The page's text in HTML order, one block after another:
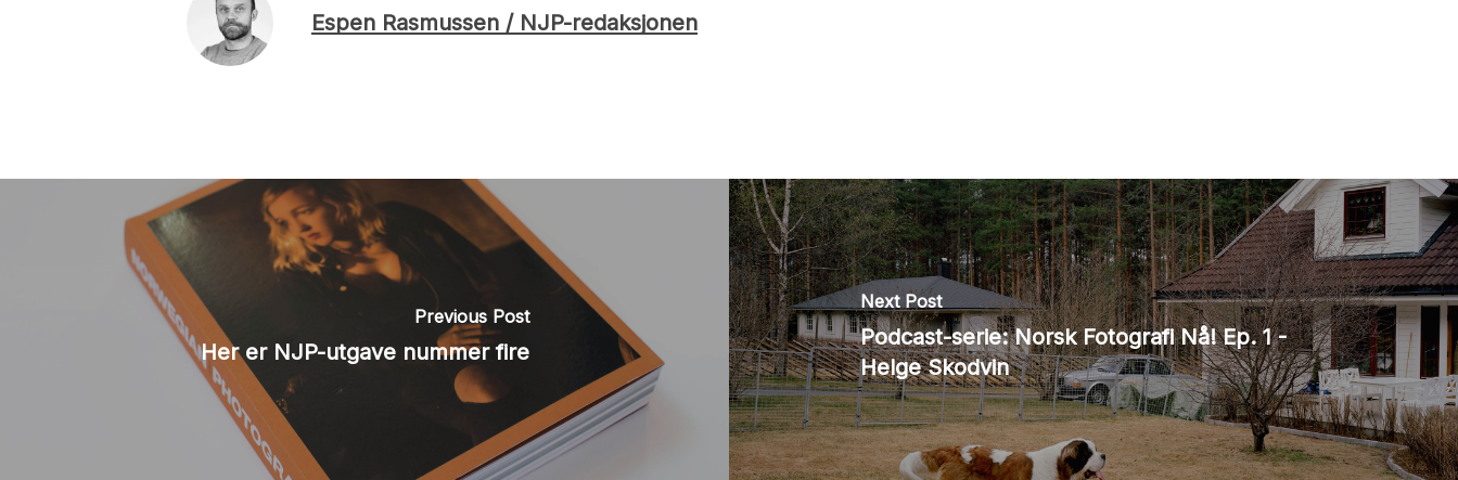
Espen Rasmussen / NJP-redaksjonen
Previous Post
Her er NJP-utgave nummer fire
Next Post
Podcast-serie: Norsk Fotografi Nå! Ep. 1 -
Helge Skodvin